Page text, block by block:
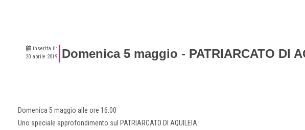
inserita il:
20 aprile 2019
Domenica 5 maggio - PATRIARCATO DI
Domenica 5 maggio alle ore 16.00
Uno speciale approfondimento sul PATRIARCATO DI AQUILEIA